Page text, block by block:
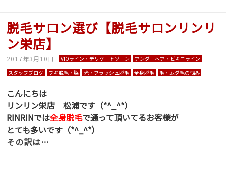
脱毛サロン選び【脱毛サロンリンリ
ン栄店】
2017年3月10日 VIOライン・デリケートゾーン
アンダーヘア・ビキニライン
スタッフブログ
ワキ脱毛・脇 光・フラッシュ脱毛 全身脱毛 毛・ムダ毛の悩み
こんにちは
リンリン栄店 松浦です（*^_^*）
RINRINでは全身脱毛で通って頂いてるお客様が
とても多いです（*^_^*）
その訳は…